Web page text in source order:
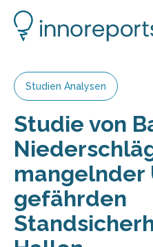
Studien Analysen
Studie von
gefährden